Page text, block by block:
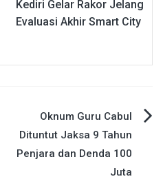
Kediri Gelar Rakor Jelang
Evaluasi Akhir Smart City
Oknum Guru Cabul
Dituntut Jaksa 9 Tahun
Penjara dan Denda 100
Juta